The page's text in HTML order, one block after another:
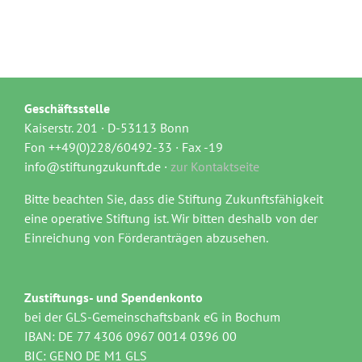
Geschäftsstelle
Kaiserstr. 201 · D-53113 Bonn
Fon ++49(0)228/60492-33 · Fax -19
info@stiftungzukunft.de · zur Kontaktseite
Bitte beachten Sie, dass die Stiftung Zukunftsfähigkeit
eine operative Stiftung ist. Wir bitten deshalb von der
Einreichung von Förderanträgen abzusehen.
Zustiftungs- und Spendenkonto
bei der GLS-Gemeinschaftsbank eG in Bochum
IBAN: DE 77 4306 0967 0014 0396 00
BIC: GENO DE M1 GLS